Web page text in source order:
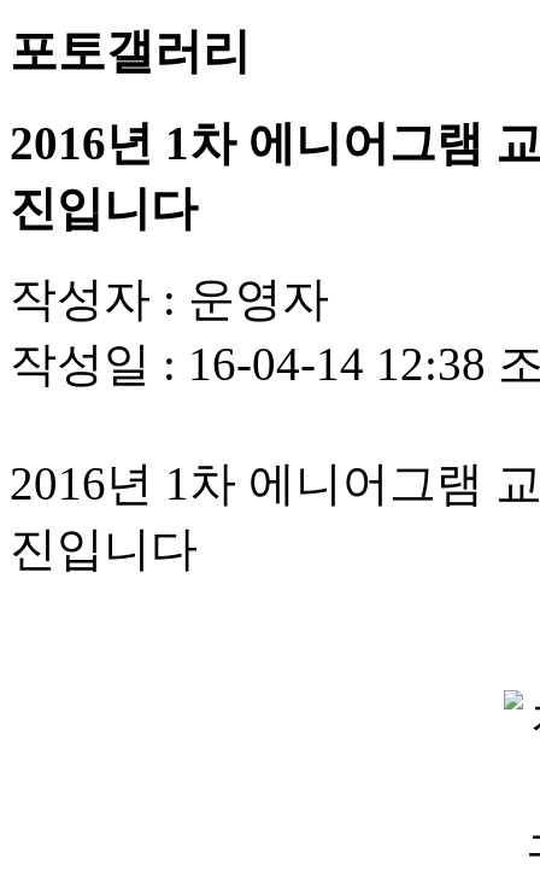
포토갤러리
2016년 1차 에니어그램
진입니다
작성자 : 운영자
작성일 : 16-04-14 12:38
2016년 1차 에니어그램
진입니다